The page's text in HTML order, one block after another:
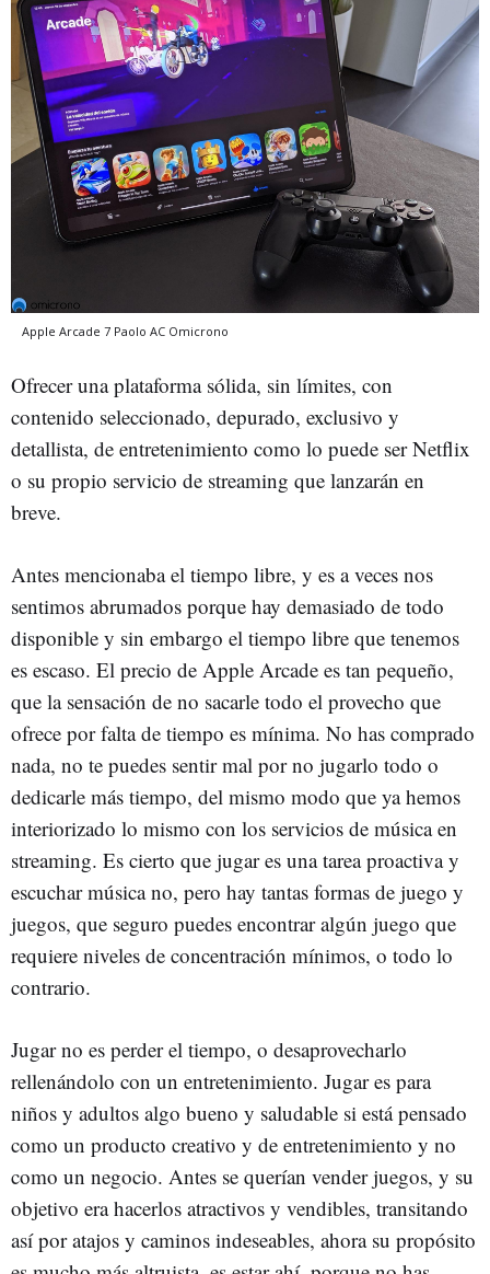
Apple Arcade 7 Paolo AC Omicrono
Ofrecer una plataforma sólida, sin límites, con
contenido seleccionado, depurado, exclusivo y
detallista, de entretenimiento como lo puede ser Netflix
o su propio servicio de streaming que lanzarán en
breve.
Antes mencionaba el tiempo libre, y es a veces nos
sentimos abrumados porque hay demasiado de todo
disponible y sin embargo el tiempo libre que tenemos
es escaso. El precio de Apple Arcade es tan pequeño,
que la sensación de no sacarle todo el provecho que
ofrece por falta de tiempo es mínima. No has comprado
nada, no te puedes sentir mal por no jugarlo todo o
dedicarle más tiempo, del mismo modo que ya hemos
interiorizado lo mismo con los servicios de música en
streaming. Es cierto que jugar es una tarea proactiva y
escuchar música no, pero hay tantas formas de juego y
juegos, que seguro puedes encontrar algún juego que
requiere niveles de concentración mínimos, o todo lo
contrario.
Jugar no es perder el tiempo, o desaprovecharlo
rellenándolo con un entretenimiento. Jugar es para
niños y adultos algo bueno y saludable si está pensado
como un producto creativo y de entretenimiento y no
como un negocio. Antes se querían vender juegos, y su
objetivo era hacerlos atractivos y vendibles, transitando
así por atajos y caminos indeseables, ahora su propósito